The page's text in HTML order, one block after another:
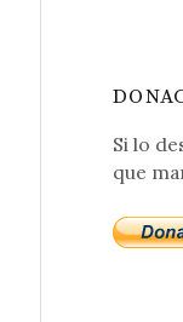
Si lo
que